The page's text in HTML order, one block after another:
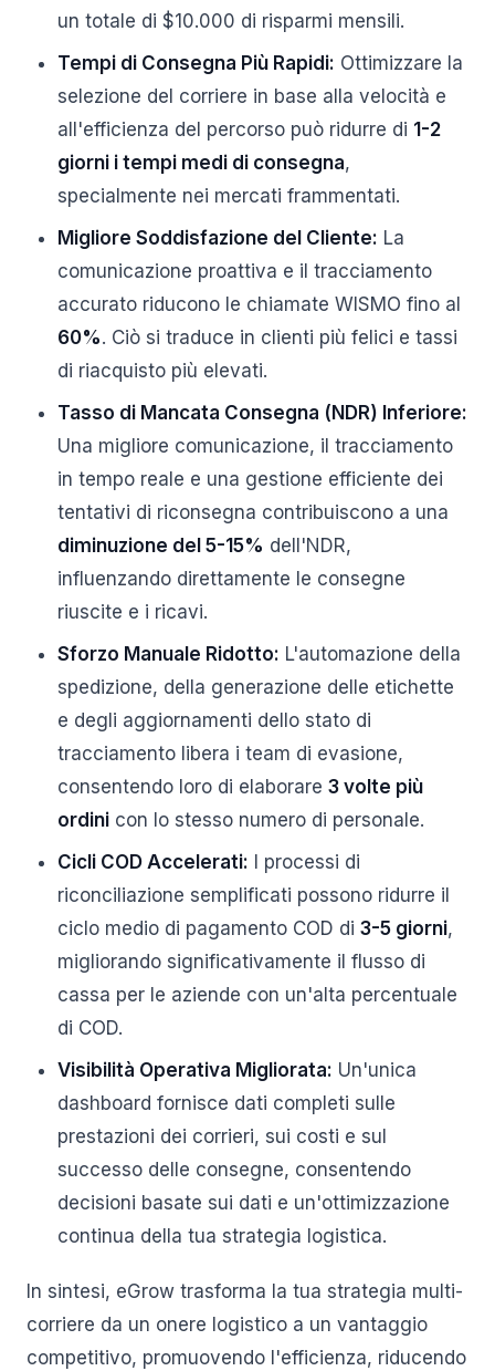
un totale di $10.000 di risparmi mensili.
Tempi di Consegna Più Rapidi: Ottimizzare la
selezione del corriere in base alla velocità e
all'efficienza del percorso può ridurre di 1-2
giorni i tempi medi di consegna,
specialmente nei mercati frammentati.
Migliore Soddisfazione del Cliente: La
comunicazione proattiva e il tracciamento
accurato riducono le chiamate WISMO fino al
60%. Ciò si traduce in clienti più felici e tassi
di riacquisto più elevati.
Tasso di Mancata Consegna (NDR) Inferiore:
Una migliore comunicazione, il tracciamento
in tempo reale e una gestione efficiente dei
tentativi di riconsegna contribuiscono a una
diminuzione del 5-15% dell'NDR,
influenzando direttamente le consegne
riuscite e i ricavi.
Sforzo Manuale Ridotto: L'automazione della
spedizione, della generazione delle etichette
e degli aggiornamenti dello stato di
tracciamento libera i team di evasione,
consentendo loro di elaborare 3 volte più
ordini con lo stesso numero di personale.
Cicli COD Accelerati: I processi di
riconciliazione semplificati possono ridurre il
ciclo medio di pagamento COD di 3-5 giorni,
migliorando significativamente il flusso di
cassa per le aziende con un'alta percentuale
di COD.
Visibilità Operativa Migliorata: Un'unica
dashboard fornisce dati completi sulle
prestazioni dei corrieri, sui costi e sul
successo delle consegne, consentendo
decisioni basate sui dati e un'ottimizzazione
continua della tua strategia logistica.
In sintesi, eGrow trasforma la tua strategia multi-
corriere da un onere logistico a un vantaggio
competitivo, promuovendo l'efficienza, riducendo